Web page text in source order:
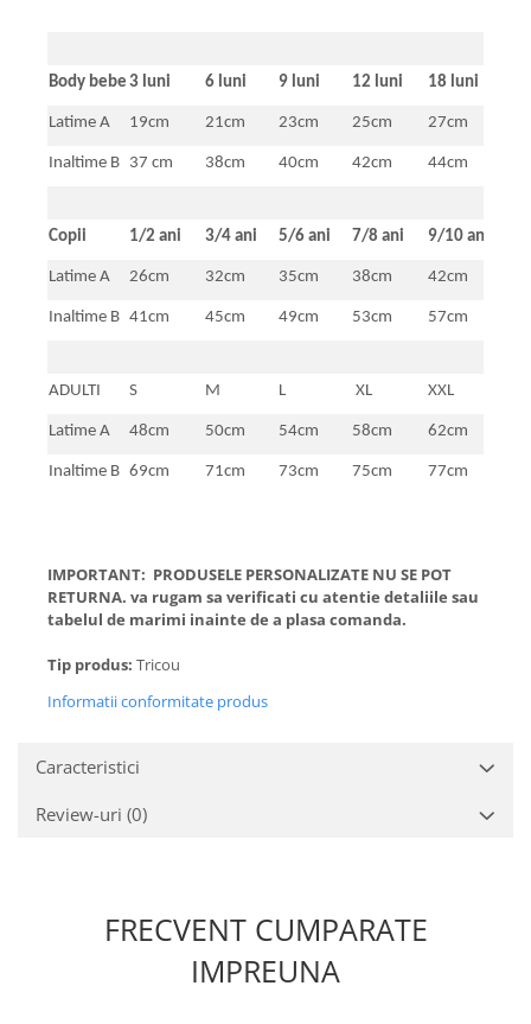
Body bebe 3 luni 6 luni 9 luni 12 luni 18 luni
Latime A 19cm 21cm 23cm 25cm 27cm
Inaltime B 37 cm 38cm 40cm 42cm 44cm
Copii 1/2 ani 3/4 ani 5/6 ani 7/8 ani 9/10 ani
Latime A 26cm 32cm 35cm 38cm 42cm
Inaltime B 41cm 45cm 49cm 53cm 57cm
ADULTI S M L XL XXL
Latime A 48cm 50cm 54cm 58cm 62cm
Inaltime B 69cm 71cm 73cm 75cm 77cm
IMPORTANT: PRODUSELE PERSONALIZATE NU SE POT
RETURNA. va rugam sa verificati cu atentie detaliile sau
tabelul de marimi inainte de a plasa comanda.
Tip produs: Tricou
Informatii conformitate produs
Caracteristici
Review-uri (0)
FRECVENT CUMPARATE
IMPREUNA